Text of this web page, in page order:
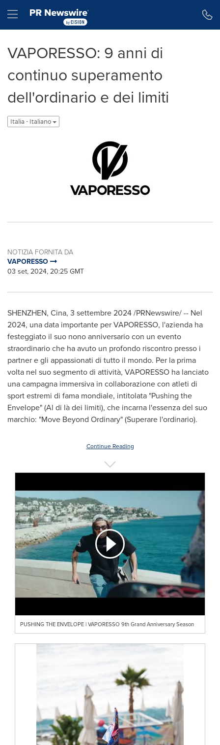
Hamburger menu
VAPORESSO: 9 anni di
continuo superamento
dell'ordinario e dei limiti
Italia - Italiano
NOTIZIA FORNITA DA
VAPORESSO
03 set, 2024, 20:25 GMT
SHENZHEN, Cina, 3 settembre 2024/PRNewswire/ -- Nel
2024, una data importante per VAPORESSO, l'azienda ha
festeggiato il suo nono anniversario con un evento
straordinario che ha avuto un profondo riscontro presso i
partner e gli appassionati di tutto il mondo. Per la prima
volta nel suo segmento di attività, VAPORESSO ha lanciato
una campagna immersiva in collaborazione con atleti di
sport estremi di fama mondiale, intitolata "Pushing the
Envelope" (Al di là dei limiti), che incarna l'essenza del suo
marchio: "Move Beyond Ordinary" (Superare l'ordinario).
Continue Reading
PUSHING THE ENVELOPE | VAPORESSO 9th Grand Anniversary Season